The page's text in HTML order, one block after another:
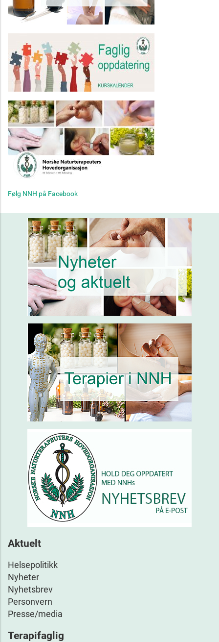
Følg NNH på Facebook
Aktuelt
Helsepolitikk
Nyheter
Nyhetsbrev
Personvern
Presse/media
Terapifaglig